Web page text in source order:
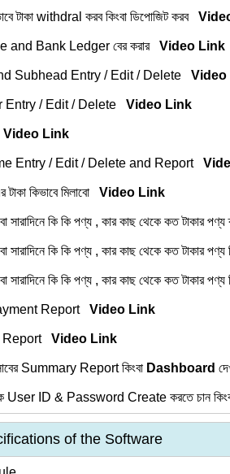
টাকা withdral করব কিংবা ডিপোজিট করব
and Bank Ledger বের করার Video Link
Subhead Entry / Edit / Delete Video
Entry / Edit / Delete Video Link
Video Link
Entry / Edit / Delete and Report
কিভাবে মিলাবো Video Link
সারাদিনে কি কি পণ্য , কার কাছ থেকে কত টাকার
সারাদিনে কি কি পণ্য , কার কাছ থেকে কত টাকার
সারাদিনে কি কি পণ্য , কার কাছ থেকে কত টাকার
Report Video Link
Report Video Link
Summary Report কিংবা Dashboard
User ID & Password Create করতে চান
of the Software